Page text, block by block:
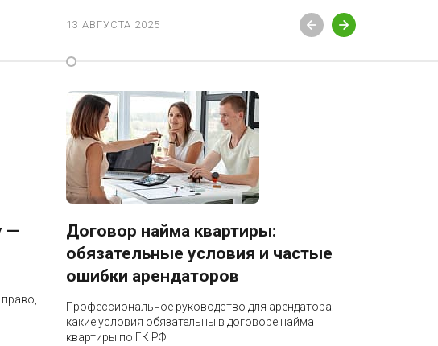
—
13 АВГУСТА 2025
Договор найма квартиры:
обязательные условия и частые
ошибки арендаторов
Профессиональное руководство для арендатора:
какие условия обязательны в договоре найма
квартиры по ГК РФ